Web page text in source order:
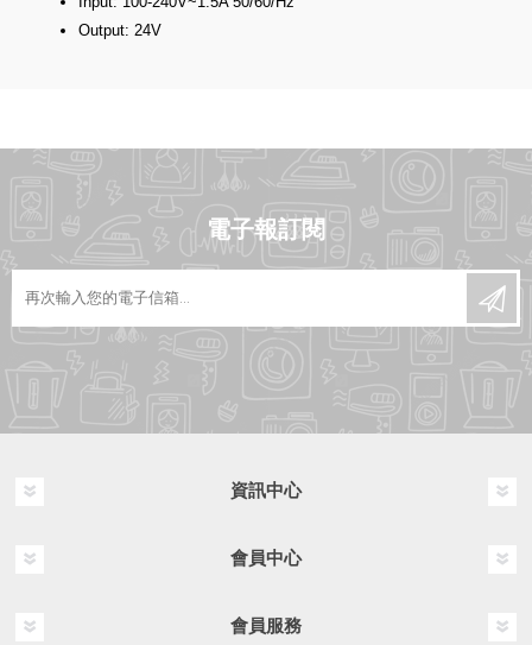
Output: 24V
電子報訂閱
資訊中心
會員中心
會員服務